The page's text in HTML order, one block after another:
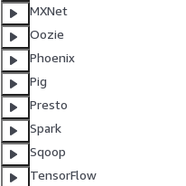
MXNet
Oozie
Phoenix
Pig
Presto
Spark
Sqoop
TensorFlow